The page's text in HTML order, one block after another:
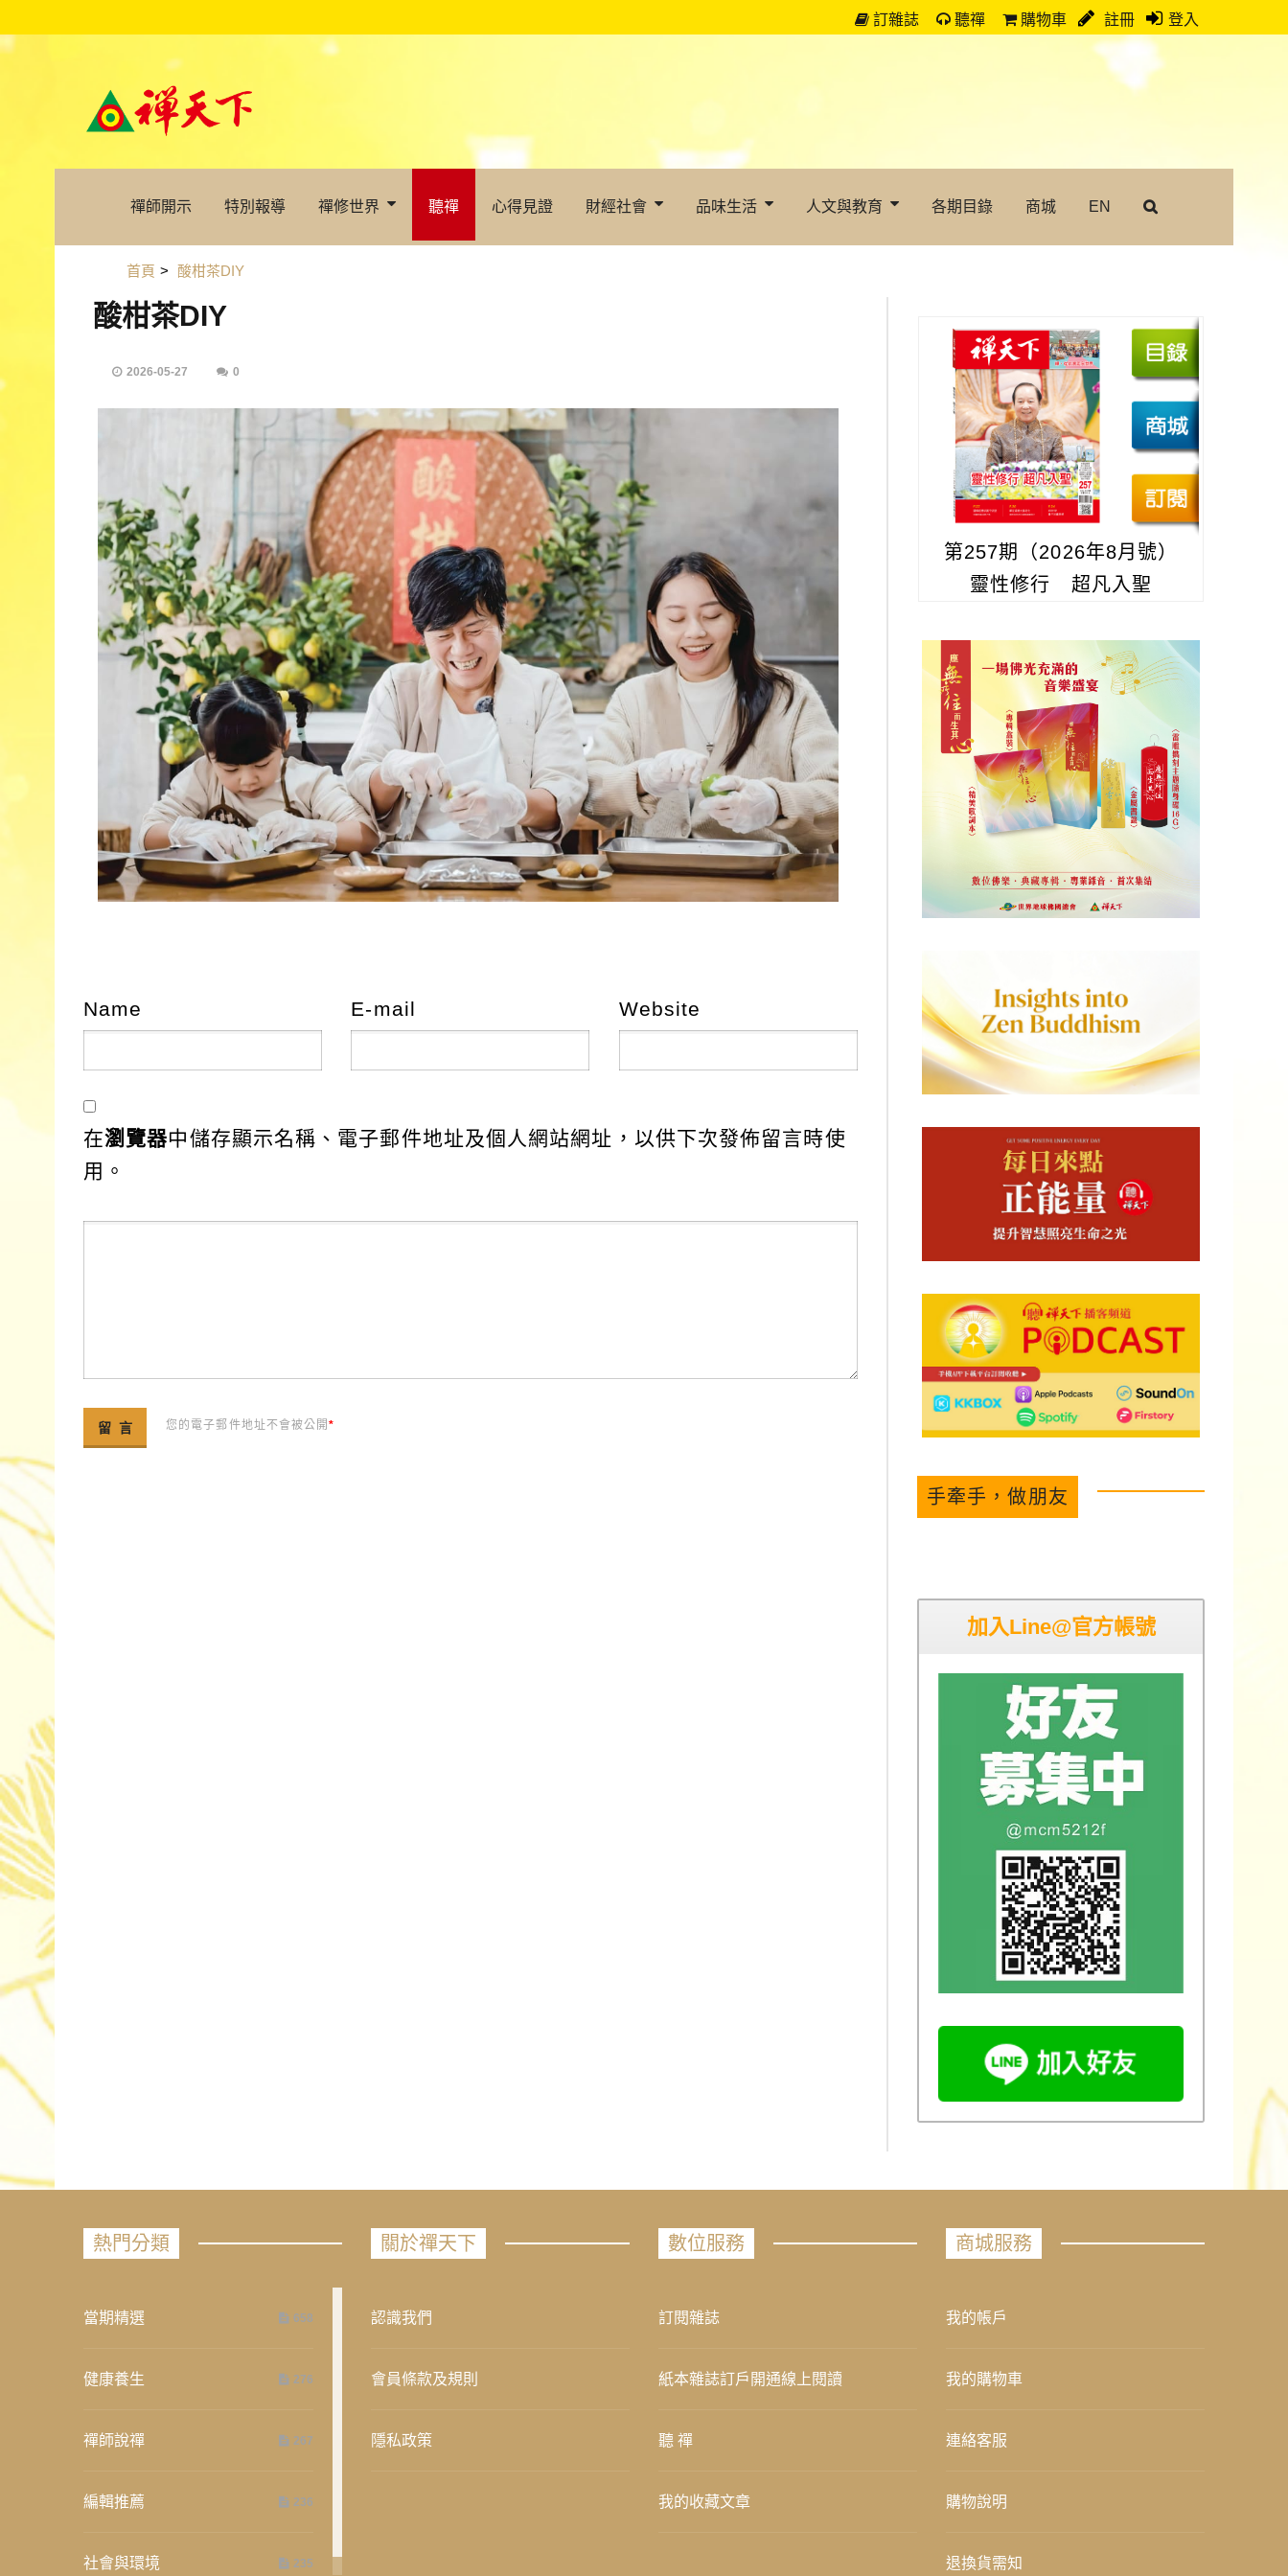
訂雜誌 聽禪 購物車 註冊 登入
禪師開示 特別報導 禪修世界 聽禪 心得見證 財經社會 品味生活 人文與教育 各期目錄 商城 EN
首頁 > 酸柑茶DIY
酸柑茶DIY
2026-05-27 0
Name E-mail Website
在瀏覽器中儲存顯示名稱、電子郵件地址及個人網站網址，以供下次發佈留言時使
用。
您的電子郵件地址不會被公開*
第257期（2026年8月號）
靈性修行 超凡入聖
手牽手，做朋友
加入Line@官方帳號
熱門分類
當期精選 658
健康養生 276
禪師說禪 267
編輯推薦 236
社會與環境 235
關於禪天下
認識我們
會員條款及規則
隱私政策
數位服務
訂閱雜誌
紙本雜誌訂戶開通線上閱讀
聽 禪
我的收藏文章
商城服務
我的帳戶
我的購物車
連絡客服
購物說明
退換貨需知